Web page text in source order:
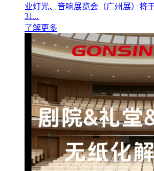
业灯光、音响展览会（广州展）将
31...
了解更多